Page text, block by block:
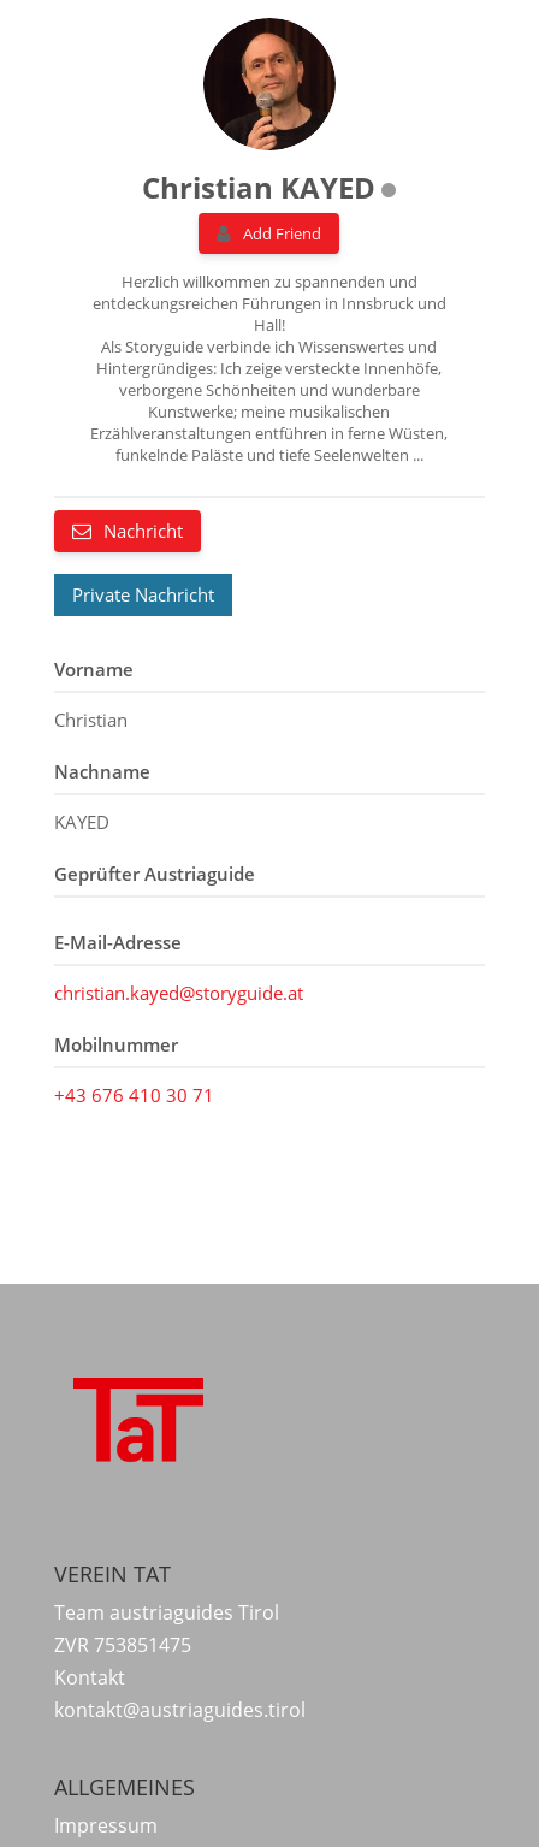
Christian KAYED
Add Friend
Herzlich willkommen zu spannenden und
entdeckungsreichen Führungen in Innsbruck und
Hall!
Als Storyguide verbinde ich Wissenswertes und
Hintergründiges: Ich zeige versteckte Innenhöfe,
verborgene Schönheiten und wunderbare
Kunstwerke; meine musikalischen
Erzählveranstaltungen entführen in ferne Wüsten,
funkelnde Paläste und tiefe Seelenwelten ...
Nachricht
Private Nachricht
Vorname
Christian
Nachname
KAYED
Geprüfter Austriaguide
E-Mail-Adresse
christian.kayed@storyguide.at
Mobilnummer
+43 676 410 30 71
VEREIN TAT
Team austriaguides Tirol
ZVR 753851475
Kontakt
kontakt@austriaguides.tirol
ALLGEMEINES
Impressum